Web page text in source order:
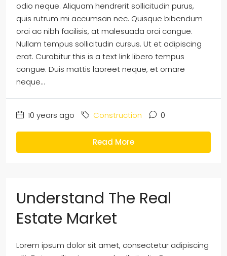
odio neque. Aliquam hendrerit sollicitudin purus,
quis rutrum mi accumsan nec. Quisque bibendum
orci ac nibh facilisis, at malesuada orci congue.
Nullam tempus sollicitudin cursus. Ut et adipiscing
erat. Curabitur this is a text link libero tempus
congue. Duis mattis laoreet neque, et ornare
neque...
10 years ago Construction 0
Read More
Understand The Real
Estate Market
Lorem ipsum dolor sit amet, consectetur adipiscing